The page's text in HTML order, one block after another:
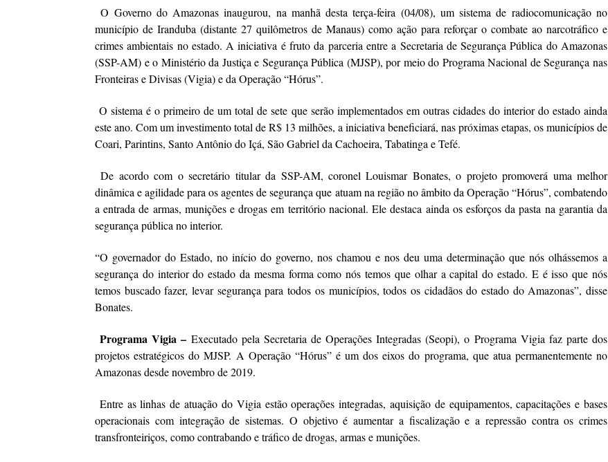
O Governo do Amazonas inaugurou, na manhã desta terça-feira (04/08), um sistema de radiocomunicação no
município de Iranduba (distante 27 quilômetros de Manaus) como ação para reforçar o combate ao narcotráfico e
crimes ambientais no estado. A iniciativa é fruto da parceria entre a Secretaria de Segurança Pública do Amazonas
(SSP-AM) e o Ministério da Justiça e Segurança Pública (MJSP), por meio do Programa Nacional de Segurança nas
Fronteiras e Divisas (Vigia) e da Operação “Hórus”.
O sistema é o primeiro de um total de sete que serão implementados em outras cidades do interior do estado ainda
este ano. Com um investimento total de R$ 13 milhões, a iniciativa beneficiará, nas próximas etapas, os municípios de
Coari, Parintins, Santo Antônio do Içá, São Gabriel da Cachoeira, Tabatinga e Tefé.
De acordo com o secretário titular da SSP-AM, coronel Louismar Bonates, o projeto promoverá uma melhor
dinâmica e agilidade para os agentes de segurança que atuam na região no âmbito da Operação “Hórus”, combatendo
a entrada de armas, munições e drogas em território nacional. Ele destaca ainda os esforços da pasta na garantia da
segurança pública no interior.
“O governador do Estado, no início do governo, nos chamou e nos deu uma determinação que nós olhássemos a
segurança do interior do estado da mesma forma como nós temos que olhar a capital do estado. E é isso que nós
temos buscado fazer, levar segurança para todos os municípios, todos os cidadãos do estado do Amazonas”, disse
Bonates.
Programa Vigia – Executado pela Secretaria de Operações Integradas (Seopi), o Programa Vigia faz parte dos
projetos estratégicos do MJSP. A Operação “Hórus” é um dos eixos do programa, que atua permanentemente no
Amazonas desde novembro de 2019.
Entre as linhas de atuação do Vigia estão operações integradas, aquisição de equipamentos, capacitações e bases
operacionais com integração de sistemas. O objetivo é aumentar a fiscalização e a repressão contra os crimes
transfronteiriços, como contrabando e tráfico de drogas, armas e munições.